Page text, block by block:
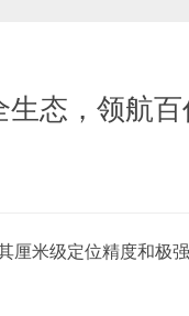
态，领航
厘米级定位精度和极